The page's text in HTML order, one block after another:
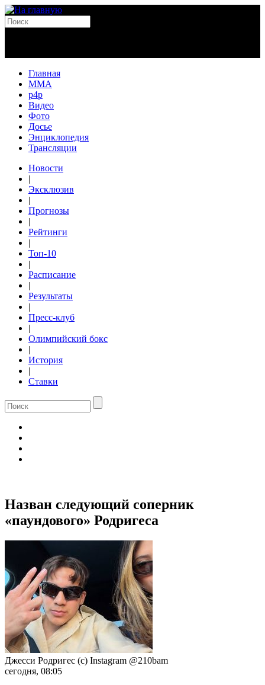
Главная
MMA
p4p
Видео
Фото
Досье
Энциклопедия
Трансляции
Новости
|
Эксклюзив
|
Прогнозы
|
Рейтинги
|
Топ-10
|
Расписание
|
Результаты
|
Пресс-клуб
|
Олимпийский бокс
|
История
|
Ставки
Назван следующий соперник
«паундового» Родригеса
Джесси Родригес (с) Instagram @210bam
сегодня, 08:05